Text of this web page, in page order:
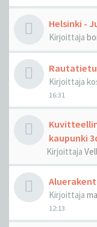
Helsinki -
Kirjoittaja
Kirjoittaja
16:31
kaupunki
Kirjoittaja
Kirjoittaja
12:13